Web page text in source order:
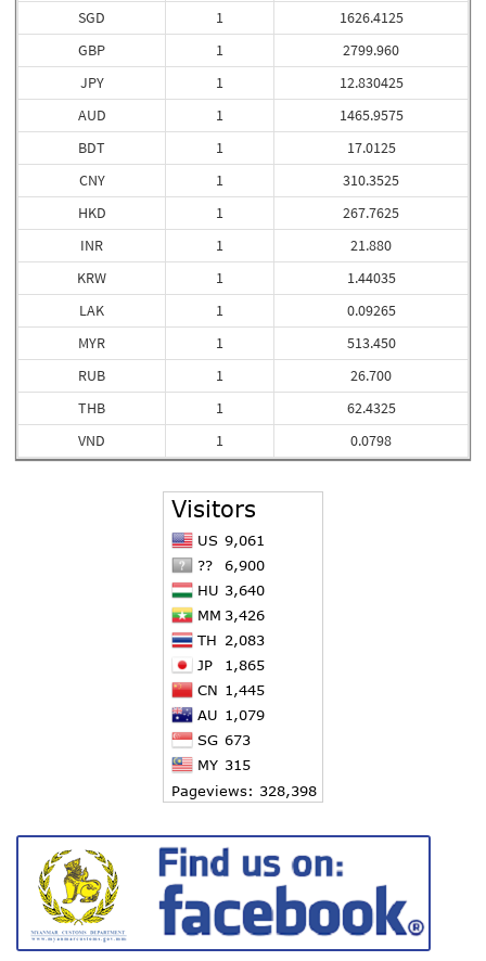
SGD
GBP
JPY
AUD
BDT
CNY
HKD
INR
KRW
LAK
MYR
RUB
THB
VND
1
1
1
1
1
1
1
1
1
1
1
1
1
1
1626.4125
2799.960
12.830425
1465.9575
17.0125
310.3525
267.7625
21.880
1.44035
0.09265
513.450
26.700
62.4325
0.0798